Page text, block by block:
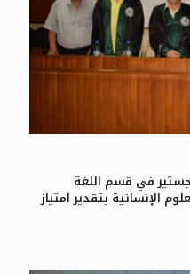
في قسم اللغة
الإنسانية بتقدير امتياز